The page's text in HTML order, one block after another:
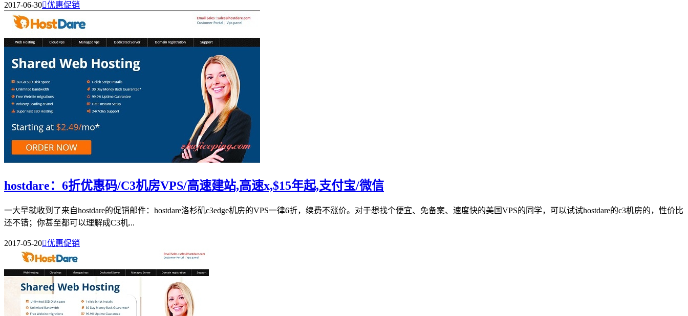
2017-06-30优惠促销
hostdare：6折优惠码/C3机房VPS/高速建站,高速x,$15年起,支付宝/微信
一大早就收到了来自hostdare的促销邮件：hostdare洛杉矶c3edge机房的VPS一律6折，续费不涨价。对于想找个便宜、免备案、速度快的美国VPS的同学，可以试试hostdare的c3机房的，性价比
还不错；你甚至都可以理解成C3机...
2017-05-20优惠促销